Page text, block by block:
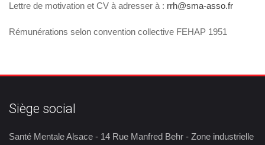
Lettre de motivation et CV à adresser à : rrh@sma-asso.fr
Rémunérations selon convention collective FEHAP 1951
Siège social
Santé Mentale Alsace - 14 Rue Manfred Behr - Zone industrielle